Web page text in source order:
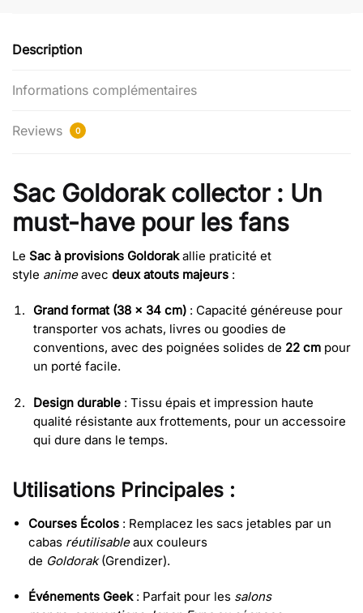
Description
Informations complémentaires
Reviews 0
Sac Goldorak collector : Un
must-have pour les fans
Le Sac à provisions Goldorakallie praticité et
style animeavec deux atouts majeurs :
Grand format (38 x 34 cm) : Capacité généreuse pour
transporter vos achats, livres ou goodies de
conventions, avec des poignées solides de 22 cm pour
un porté facile.
Design durable : Tissu épais et impression haute
qualité résistante aux frottements, pour un accessoire
qui dure dans le temps.
Utilisations Principales :
Courses Écolos : Remplacez les sacs jetables par un
cabas réutilisableaux couleurs
de Goldorak(Grendizer).
Événements Geek: Parfait pour les salons